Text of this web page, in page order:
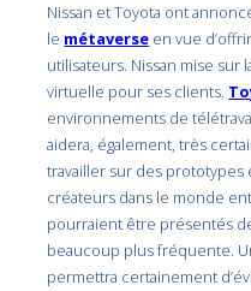
Nissan et Toyota ont
le métaverse en vue
utilisateurs. Nissan mise sur
virtuelle pour ses clients.
environnements de
aidera, également, très
travailler sur des prototypes
créateurs dans le monde
pourraient être présentés
beaucoup plus fréquente.
permettra certainement